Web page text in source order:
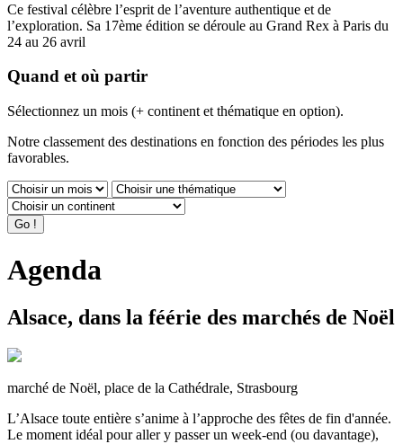
Ce festival célèbre l’esprit de l’aventure authentique et de
l’exploration. Sa 17ème édition se déroule au Grand Rex à Paris du
24 au 26 avril
Quand et où partir
Sélectionnez un mois (+ continent et thématique en option).
Notre classement des destinations en fonction des périodes les plus
favorables.
Agenda
Alsace, dans la féérie des marchés de Noël
marché de Noël, place de la Cathédrale, Strasbourg
L’Alsace toute entière s’anime à l’approche des fêtes de fin d'année.
Le moment idéal pour aller y passer un week-end (ou davantage),